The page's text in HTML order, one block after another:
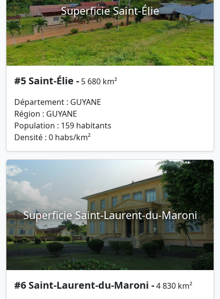
Superficie Saint-Élie
#5 Saint-Élie - 5 680 km²
Département : GUYANE
Région : GUYANE
Population : 159 habitants
Densité : 0 habs/km²
Superficie Saint-Laurent-du-Maroni
#6 Saint-Laurent-du-Maroni -4 830 km²